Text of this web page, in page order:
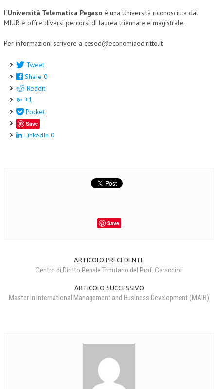
NEWS
PUBBLICAZIONI
BOLLETTINO FINANZIAMENTI
TELEGRAM
DOCUMENTI
L’Università Telematica Pegaso è una Università riconosciuta dal
MIUR e offre diversi percorsi di laurea triennale e magistrale.
Per informazioni scrivere a cesed@economiaediritto.it
Tweet
Share 0
Reddit
+1
Pocket
Save
LinkedIn 0
Save
ARTICOLO PRECEDENTE
Centro di Diritto Penale Tributario del Prof. Caraccioli
ARTICOLO SUCCESSIVO
Master in International Management and Business Development (MAIB)